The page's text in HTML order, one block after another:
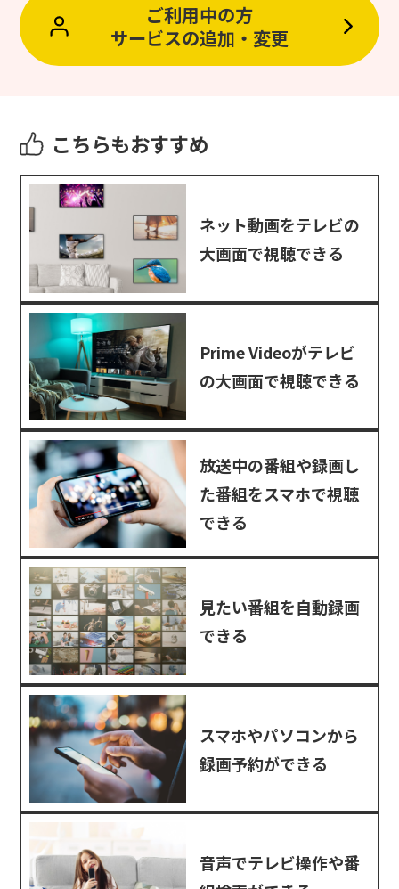
ご利用中の方
サービスの追加・変更
こちらもおすすめ
ネット動画をテレビの
大画面で視聴できる
Prime Videoがテレビ
の大画面で視聴できる
放送中の番組や録画し
た番組をスマホで視聴
できる
見たい番組を自動録画
できる
スマホやパソコンから
録画予約ができる
音声でテレビ操作や番